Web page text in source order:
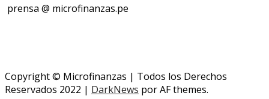
prensa @ microfinanzas.pe
Copyright © Microfinanzas | Todos los Derechos
Reservados 2022 | DarkNews por AF themes.